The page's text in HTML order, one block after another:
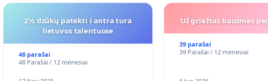
2½ dzūkų patekti i antra tura
lietuvos talentuose
48 parašai
48 Parašai / 12 mėnesiai
Už griežtas bausmes
39 parašai
39 Parašai / 12 mėnesiai